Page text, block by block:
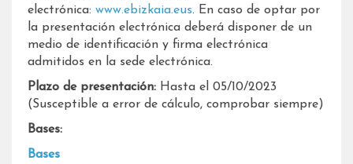
electrónica: www.ebizkaia.eus. En caso de optar por
la presentación electrónica deberá disponer de un
medio de identificación y firma electrónica
admitidos en la sede electrónica.
Plazo de presentación: Hasta el 05/10/2023
(Susceptible a error de cálculo, comprobar siempre)
Bases:
Bases